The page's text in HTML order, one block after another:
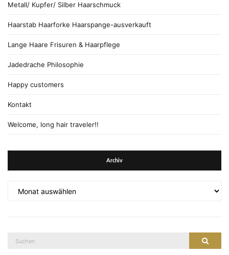
Metall/ Kupfer/ Silber Haarschmuck
Haarstab Haarforke Haarspange-ausverkauft
Lange Haare Frisuren & Haarpflege
Jadedrache Philosophie
Happy customers
Kontakt
Welcome, long hair traveler!!
Archiv
Suche